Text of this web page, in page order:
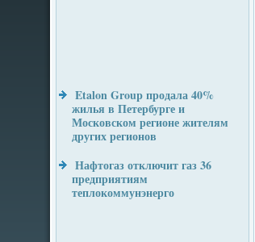
Etalon Group продала 40%
жилья в Петербурге и
Московском регионе жителям
других регионов
Нафтогаз отключит газ 36
предприятиям
теплокоммунэнерго